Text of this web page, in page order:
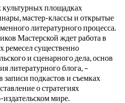
площадках
мастер-классы и открытые
литературного процесса.
Мастерской ждет работа в
ремесел существенно
и сценарного дела, основ
литературного блога, –
подкастов и съемках
о стратегиях
мире.